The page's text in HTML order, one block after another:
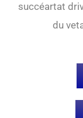
succéartat
du